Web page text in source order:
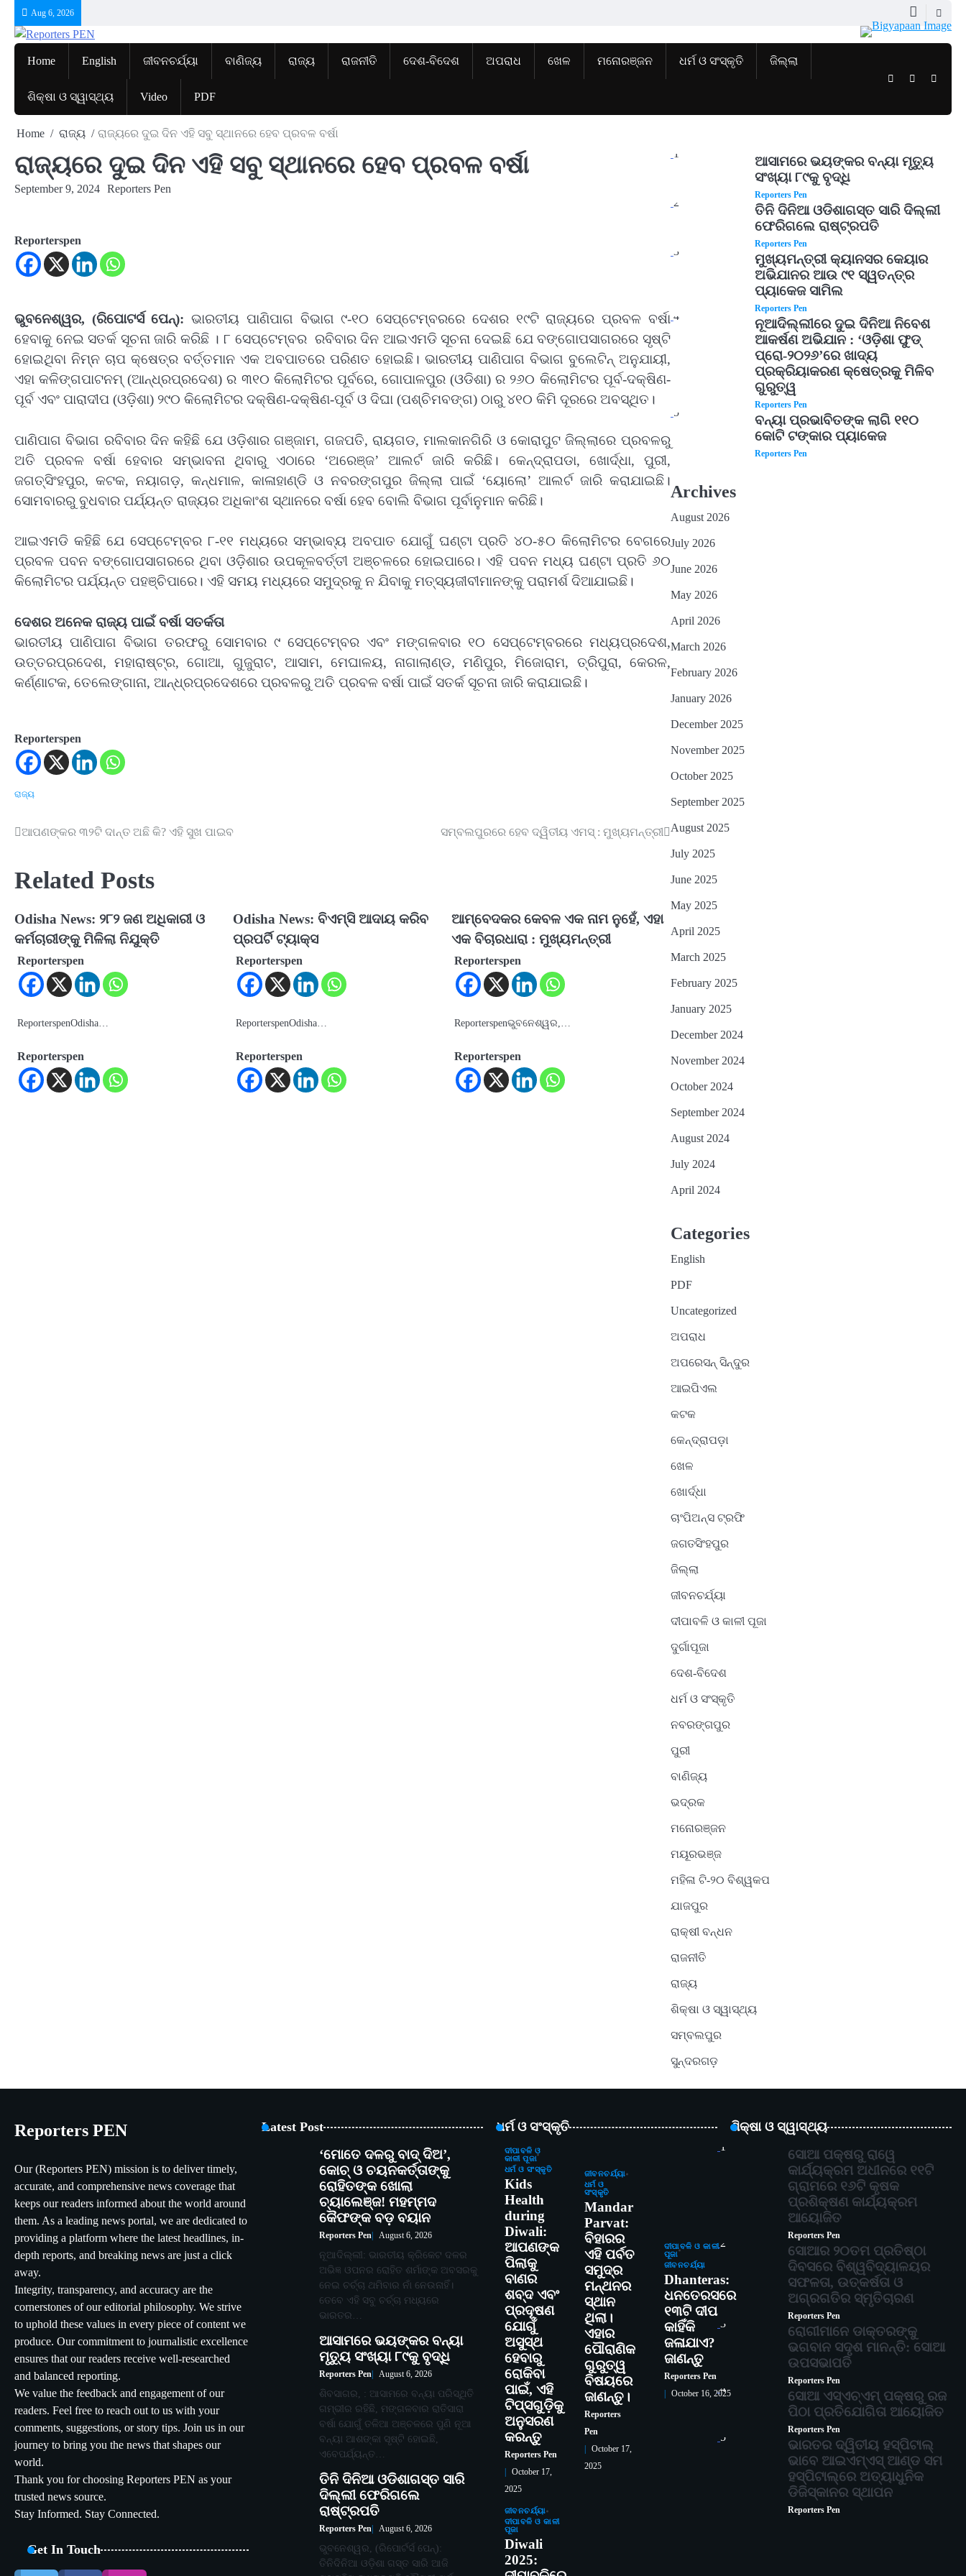
content
Aug 6, 2026
Home English ଜୀବନଚର୍ଯ୍ୟା ବାଣିଜ୍ୟ ରାଜ୍ୟ ରାଜନୀତି ଦେଶ-ବିଦେଶ ଅପରାଧ ଖେଳ ମନୋରଞ୍ଜନ ଧର୍ମ ଓ ସଂସ୍କୃତି ଜିଲ୍ଲା
ଶିକ୍ଷା ଓ ସ୍ୱାସ୍ଥ୍ୟ Video PDF
TwitterFacebook
Home ରାଜ୍ୟ ରାଜ୍ୟରେ ଦୁଇ ଦିନ ଏହି ସବୁ ସ୍ଥାନରେ ହେବ ପ୍ରବଳ ବର୍ଷା
ରାଜ୍ୟରେ ଦୁଇ ଦିନ ଏହି ସବୁ ସ୍ଥାନରେ ହେବ ପ୍ରବଳ ବର୍ଷା
September 9, 2024 Reporters Pen
Reporterspen
ଭୁବନେଶ୍ୱର, (ରିପୋଟର୍ସ ପେନ୍‌): ଭାରତୀୟ ପାଣିପାଗ ବିଭାଗ ୯-୧୦ ସେପ୍ଟେମ୍ବରରେ ଦେଶର ୧୯ଟି ରାଜ୍ୟରେ ପ୍ରବଳ ବର୍ଷା
ହେବାକୁ ନେଇ ସତର୍କ ସୂଚନା ଜାରି କରିଛି । ୮ ସେପ୍ଟେମ୍ବର ରବିବାର ଦିନ ଆଇଏମଡି ସୂଚନା ଦେଇଛି ଯେ ବଙ୍ଗୋପସାଗରରେ ସୃଷ୍ଟି
ହୋଇଥିବା ନିମ୍ନ ଚାପ କ୍ଷେତ୍ର ବର୍ତ୍ତମାନ ଏକ ଅବପାତରେ ପରିଣତ ହୋଇଛି। ଭାରତୀୟ ପାଣିପାଗ ବିଭାଗ ବୁଲେଟିନ୍ ଅନୁଯାୟୀ,
ଏହା କଳିଙ୍ଗପାଟନମ୍ (ଆନ୍ଧ୍ରପ୍ରଦେଶ) ର ୩୧୦ କିଲୋମିଟର ପୂର୍ବରେ, ଗୋପାଳପୁର (ଓଡିଶା) ର ୨୬୦ କିଲୋମିଟର ପୂର୍ବ-ଦକ୍ଷିଣ-
ପୂର୍ବ ଏବଂ ପାରାଦୀପ (ଓଡି଼ଶା) ୨୯୦ କିଲୋମିଟର ଦକ୍ଷିଣ-ଦକ୍ଷିଣ-ପୂର୍ବ ଓ ଦିଘା (ପଶ୍ଚିମବଙ୍ଗ) ଠାରୁ ୪୧୦ କିମି ଦୂରରେ ଅବସ୍ଥିତ।
ପାଣିପାଗ ବିଭାଗ ରବିବାର ଦିନ କହିଛି ଯେ ଓଡ଼ିଶାର ଗଞ୍ଜାମ, ଗଜପତି, ରାୟଗଡ, ମାଲକାନଗିରି ଓ କୋରାପୁଟ ଜିଲ୍ଲାରେ ପ୍ରବଳରୁ
ଅତି ପ୍ରବଳ ବର୍ଷା ହେବାର ସମ୍ଭାବନା ଥିବାରୁ ଏଠାରେ ‘ଅରେଞ୍ଜ’ ଆଲର୍ଟ ଜାରି କରିଛି। କେନ୍ଦ୍ରାପଡା, ଖୋର୍ଦ୍ଧା, ପୁରୀ,
ଜଗତ୍ସିଂହପୁର, କଟକ, ନୟାଗଡ଼, କନ୍ଧମାଳ, କାଳାହାଣ୍ଡି ଓ ନବରଙ୍ଗପୁର ଜିଲ୍ଲା ପାଇଁ ‘ୟୋଲୋ’ ଆଲର୍ଟ ଜାରି କରାଯାଇଛି।
ସୋମବାରରୁ ବୁଧବାର ପର୍ଯ୍ୟନ୍ତ ରାଜ୍ୟର ଅଧିକାଂଶ ସ୍ଥାନରେ ବର୍ଷା ହେବ ବୋଲି ବିଭାଗ ପୂର୍ବାନୁମାନ କରିଛି।
ଆଇଏମଡି କହିଛି ଯେ ସେପ୍ଟେମ୍ବର ୮-୧୧ ମଧ୍ୟରେ ସମ୍ଭାବ୍ୟ ଅବପାତ ଯୋଗୁଁ ଘଣ୍ଟା ପ୍ରତି ୪୦-୫୦ କିଲୋମିଟର ବେଗରେ
ପ୍ରବଳ ପବନ ବଙ୍ଗୋପସାଗରରେ ଥିବା ଓଡି଼ଶାର ଉପକୂଳବର୍ତ୍ତୀ ଅଞ୍ଚଳରେ ହୋଇପାରେ। ଏହି ପବନ ମଧ୍ୟ ଘଣ୍ଟା ପ୍ରତି ୬୦
କିଲୋମିଟର ପର୍ଯ୍ୟନ୍ତ ପହଞ୍ଚିପାରେ। ଏହି ସମୟ ମଧ୍ୟରେ ସମୁଦ୍ରକୁ ନ ଯିବାକୁ ମତ୍ସ୍ୟଜୀବୀମାନଙ୍କୁ ପରାମର୍ଶ ଦିଆଯାଇଛି।
ଦେଶର ଅନେକ ରାଜ୍ୟ ପାଇଁ ବର୍ଷା ସତର୍କତା
ଭାରତୀୟ ପାଣିପାଗ ବିଭାଗ ତରଫରୁ ସୋମବାର ୯ ସେପ୍ଟେମ୍ବର ଏବଂ ମଙ୍ଗଳବାର ୧୦ ସେପ୍ଟେମ୍ବରରେ ମଧ୍ୟପ୍ରଦେଶ,
ଉତ୍ତରପ୍ରଦେଶ, ମହାରାଷ୍ଟ୍ର, ଗୋଆ, ଗୁଜୁରାଟ, ଆସାମ, ମେଘାଳୟ, ନାଗାଲାଣ୍ଡ, ମଣିପୁର, ମିଜୋରାମ, ତ୍ରିପୁରା, କେରଳ,
କର୍ଣ୍ଣାଟକ, ତେଲେଙ୍ଗାନା, ଆନ୍ଧ୍ରପ୍ରଦେଶରେ ପ୍ରବଳରୁ ଅତି ପ୍ରବଳ ବର୍ଷା ପାଇଁ ସତର୍କ ସୂଚନା ଜାରି କରାଯାଇଛି।
Reporterspen
ରାଜ୍ୟ
Post
ଆପଣଙ୍କର ୩୨ଟି ଦାନ୍ତ ଅଛି କି? ଏହି ସୁଖ ପାଇବ ସମ୍ବଲପୁରରେ ହେବ ଦ୍ୱିତୀୟ ଏମସ୍ : ମୁଖ୍ୟମନ୍ତ୍ରୀ
Related Posts
Odisha News: ୨୮୨ ଜଣ ଅଧିକାରୀ ଓ
କର୍ମଚାରୀଙ୍କୁ ମିଳିଲା ନିଯୁକ୍ତି
Reporterspen
ReporterspenOdisha…
Reporterspen
Odisha News: ବିଏମ୍‌ସି ଆଦାୟ କରିବ
ପ୍ରପର୍ଟି ଟ୍ୟାକ୍ସ
Reporterspen
ReporterspenOdisha…
Reporterspen
ଆମ୍ବେଦକର କେବଳ ଏକ ନାମ ନୁହେଁ, ଏହା
ଏକ ବିଚାରଧାରା : ମୁଖ୍ୟମନ୍ତ୍ରୀ
Reporterspen
Reporterspenଭୁବନେଶ୍ୱର,…
Reporterspen
1
ଆସାମରେ ଭୟଙ୍କର ବନ୍ୟା ମୃତ୍ୟୁ
ସଂଖ୍ୟା ୮୯କୁ ବୃଦ୍ଧି
Reporters Pen
2
ତିନି ଦିନିଆ ଓଡିଶାଗସ୍ତ ସାରି ଦିଲ୍ଲୀ
ଫେରିଗଲେ ରାଷ୍ଟ୍ରପତି
Reporters Pen
3
ମୁଖ୍ୟମନ୍ତ୍ରୀ କ୍ୟାନସର କେୟାର
ଅଭିଯାନର ଆଉ ୯୧ ସ୍ୱତନ୍ତ୍ର
ପ୍ୟାକେଜ ସାମିଲ
Reporters Pen
4
ନୂଆଦିଲ୍ଲୀରେ ଦୁଇ ଦିନିଆ ନିବେଶ
ଆକର୍ଷଣ ଅଭିଯାନ : ‘ଓଡ଼ିଶା ଫୁଡ୍
ପ୍ରୋ-୨୦୨୬’ରେ ଖାଦ୍ୟ
ପ୍ରକ୍ରିୟାକରଣ କ୍ଷେତ୍ରକୁ ମିଳିବ
ଗୁରୁତ୍ୱ
Reporters Pen
5
ବନ୍ୟା ପ୍ରଭାବିତଙ୍କ ଲାଗି ୧୧୦
କୋଟି ଟଙ୍କାର ପ୍ୟାକେଜ
Reporters Pen
Archives
August 2026
July 2026
June 2026
May 2026
April 2026
March 2026
February 2026
January 2026
December 2025
November 2025
October 2025
September 2025
August 2025
July 2025
June 2025
May 2025
April 2025
March 2025
February 2025
January 2025
December 2024
November 2024
October 2024
September 2024
August 2024
July 2024
April 2024
Categories
English
PDF
Uncategorized
ଅପରାଧ
ଅପରେସନ୍ ସିନ୍ଦୁର
ଆଇପିଏଲ
କଟକ
କେନ୍ଦ୍ରାପଡ଼ା
ଖେଳ
ଖୋର୍ଦ୍ଧା
ଚାଂପିଅନ୍ସ ଟ୍ରଫି
ଜଗତସିଂହପୁର
ଜିଲ୍ଲା
ଜୀବନଚର୍ଯ୍ୟା
ଦୀପାବଳି ଓ କାଳୀ ପୂଜା
ଦୁର୍ଗାପୂଜା
ଦେଶ-ବିଦେଶ
ଧର୍ମ ଓ ସଂସ୍କୃତି
ନବରଙ୍ଗପୁର
ପୁରୀ
ବାଣିଜ୍ୟ
ଭଦ୍ରକ
ମନୋରଞ୍ଜନ
ମୟୂରଭଞ୍ଜ
ମହିଳା ଟି-୨୦ ବିଶ୍ୱକପ
ଯାଜପୁର
ରାକ୍ଷୀ ବନ୍ଧନ
ରାଜନୀତି
ରାଜ୍ୟ
ଶିକ୍ଷା ଓ ସ୍ୱାସ୍ଥ୍ୟ
ସମ୍ବଲପୁର
ସୁନ୍ଦରଗଡ଼
Reporters PEN
Our (Reporters PEN) mission is to deliver timely,
accurate, and comprehensive news coverage that
keeps our readers informed about the world around
them. As a leading news portal, we are dedicated to
providing a platform where the latest headlines, in-
depth reports, and breaking news are just a click
away.
Integrity, transparency, and accuracy are the
cornerstones of our editorial philosophy. We strive
to uphold these values in every piece of content we
produce. Our commitment to journalistic excellence
ensures that our readers receive well-researched
and balanced reporting.
We value the feedback and engagement of our
readers. Feel free to reach out to us with your
comments, suggestions, or story tips. Join us in our
journey to bring you the news that shapes our
world.
Thank you for choosing Reporters PEN as your
trusted news source.
Stay Informed. Stay Connected.
Get In Touch
Latest Post
‘ମୋତେ ଦଳରୁ ବାଦ୍ ଦିଅ’,
କୋଚ୍ ଓ ଚୟନକର୍ତ୍ତାଙ୍କୁ
ରୋହିତଙ୍କ ଖୋଲା
ଚ୍ୟାଲେଞ୍ଜ! ମହମ୍ମଦ
କୈଫଙ୍କ ବଡ଼ ବୟାନ
Reporters Pen August 6, 2026
ନୂଆଦିଲ୍ଲୀ: ଭାରତୀୟ କ୍ରିକେଟ ଦଳର
ଅଭିଜ୍ଞ ଓପନର ରୋହିତ ଶର୍ମାଙ୍କ ଅବସରକୁ
ନେଇ ଚର୍ଚ୍ଚା ଥମିବାର ନାଁ ନେଉନାହିଁ।
ତେବେ ଏହି ସବୁ ଚର୍ଚ୍ଚା ମଧ୍ୟରେ
ଭାରତର…
ଆସାମରେ ଭୟଙ୍କର ବନ୍ୟା
ମୃତ୍ୟୁ ସଂଖ୍ୟା ୮୯କୁ ବୃଦ୍ଧି
Reporters Pen August 6, 2026
ଶିବସାଗର, : ଆସାମରେ ବନ୍ୟା ପରିସ୍ଥିତି
ଗମ୍ଭୀର ରହିଛି, ମଙ୍ଗଳବାର ରାତିସାରା
ବର୍ଷା ଯୋଗୁଁ ତଳିଆ ଅଞ୍ଚଳରେ ପୁଣି ନୂଆ
ବନ୍ୟା ଆଶଙ୍କା ସୃଷ୍ଟି ହୋଇଛି,
ଏବେପର୍ଯ୍ୟନ୍ତ…
ତିନି ଦିନିଆ ଓଡିଶାଗସ୍ତ ସାରି
ଦିଲ୍ଲୀ ଫେରିଗଲେ
ରାଷ୍ଟ୍ରପତି
Reporters Pen August 6, 2026
ଭୁବନେଶ୍ୱର, (ରିପୋର୍ଟର୍ସ ପେନ୍‌):
ତିନିଦିନିଆ ଓଡ଼ିଶା ଗସ୍ତ ସାରି ଆଜି
ଧର୍ମ ଓ ସଂସ୍କୃତି
ଦୀପାବଳି ଓ
କାଳୀ ପୂଜା
ଧର୍ମ ଓ ସଂସ୍କୃତି
Kids
Health
during
Diwali:
ଆପଣଙ୍କ
ପିଲାକୁ
ବାଣର
ଶବ୍ଦ ଏବଂ
ପ୍ରଦୂଷଣ
ଯୋଗୁଁ
ଅସୁସ୍ଥ
ହେବାରୁ
ରୋକିବା
ପାଇଁ, ଏହି
ଟିପ୍ସଗୁଡ଼ିକୁ
ଅନୁସରଣ
କରନ୍ତୁ
Reporters Pen
October 17,
2025
ଜୀବନଚର୍ଯ୍ୟା
ଧର୍ମ ଓ
ସଂସ୍କୃତି
Mandar
Parvat:
ବିହାରର
ଏହି ପର୍ବତ
ସମୁଦ୍ର
ମନ୍ଥନର
ସ୍ଥାନ
ଥିଲା।
ଏହାର
ପୌରାଣିକ
ଗୁରୁତ୍ୱ
ବିଷୟରେ
ଜାଣନ୍ତୁ।
Reporters
Pen
October 17,
2025
ଦୀପାବଳି ଓ କାଳୀ
ପୂଜା
ଜୀବନଚର୍ଯ୍ୟା
Dhanteras:
ଧନତେରସରେ
୧୩ଟି ଦୀପ
କାହିଁକି
ଜଳାଯାଏ?
ଜାଣନ୍ତୁ
Reporters Pen
October 16, 2025
ଜୀବନଚର୍ଯ୍ୟା
ଦୀପାବଳି ଓ କାଳୀ
ପୂଜା
Diwali
2025:
ଶିକ୍ଷା ଓ ସ୍ୱାସ୍ଥ୍ୟ
1
ସୋଆ ପକ୍ଷରୁ ରାୱେ
କାର୍ଯ୍ୟକ୍ରମ ଅଧୀନରେ ୧୧ଟି
ଗ୍ରାମରେ ୧୬ଟି କୃଷକ
ପ୍ରଶିକ୍ଷଣ କାର୍ଯ୍ୟକ୍ରମ
ଆୟୋଜିତ
Reporters Pen
2
ସୋଆର ୨୦ତମ ପ୍ରତିଷ୍ଠା
ଦିବସରେ ବିଶ୍ୱବିଦ୍ୟାଳୟର
ସଫଳତା, ଉତ୍କର୍ଷତା ଓ
ଅଗ୍ରଗତିର ସ୍ମୃତିଚାରଣ
Reporters Pen
3
ରୋଗୀମାନେ ଡାକ୍ତରଙ୍କୁ
ଭଗବାନ ସଦୃଶ ମାନନ୍ତି: ସୋଆ
ଉପସଭାପତି
Reporters Pen
4
ସୋଆ ଏସ୍‌ଏଚ୍‌ଏମ୍ ପକ୍ଷରୁ ରଜ
ପିଠା ପ୍ରତିଯୋଗିତା ଆୟୋଜିତ
Reporters Pen
5
ଭାରତର ଦ୍ୱିତୀୟ ହସ୍ପିଟାଲ୍
ଭାବେ ଆଇଏମ୍‌ଏସ୍ ଆଣ୍ଡ ସମ
ହସ୍ପିଟାଲ୍‌ରେ ଅତ୍ୟାଧୁନିକ
ଡିଜିସ୍କାନର ସ୍ଥାପନ
Reporters Pen